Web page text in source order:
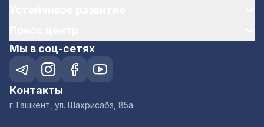
Мы в соц-сетях
Контакты
г.Ташкент, ул. Шахрисабз, 85а